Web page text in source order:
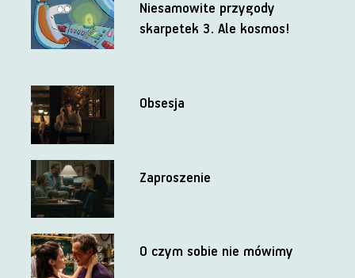
Niesamowite przygody
skarpetek 3. Ale kosmos!
Obsesja
Zaproszenie
O czym sobie nie mówimy